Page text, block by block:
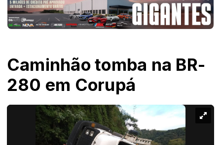
Caminhão tomba na BR-
280 em Corupá